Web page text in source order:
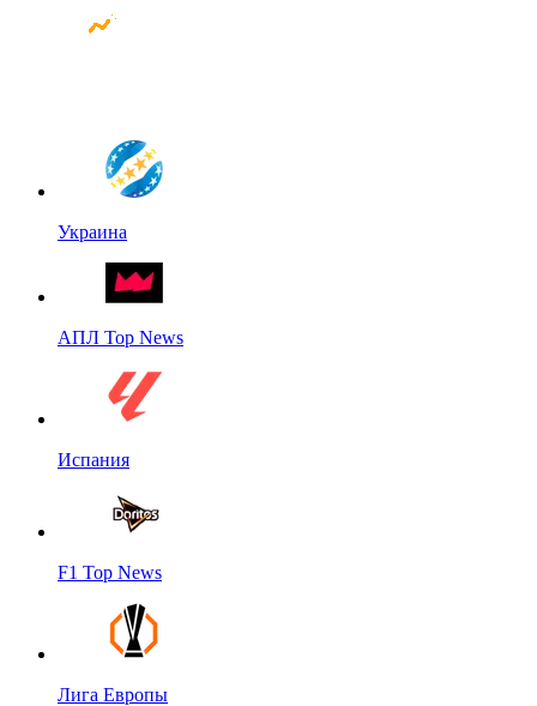
Украина
АПЛ Top News
Испания
F1 Top News
Лига Европы